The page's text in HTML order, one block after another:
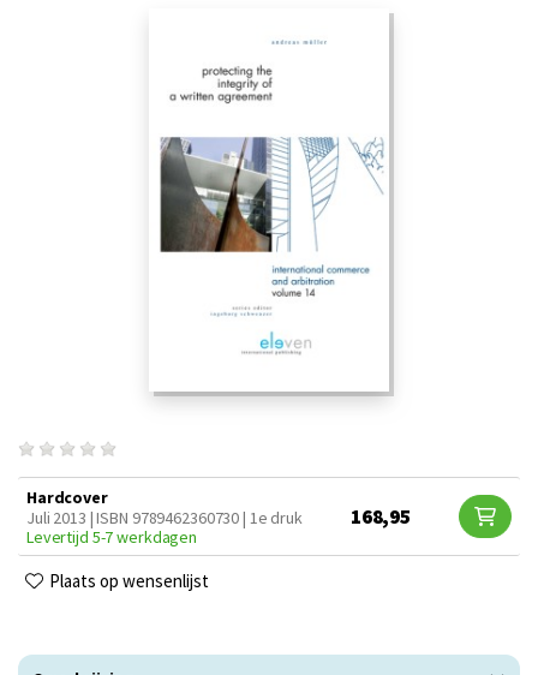
Hardcover
Juli 2013 | ISBN 9789462360730 | 1e druk
Levertijd 5-7 werkdagen
168,95
Plaats op wensenlijst